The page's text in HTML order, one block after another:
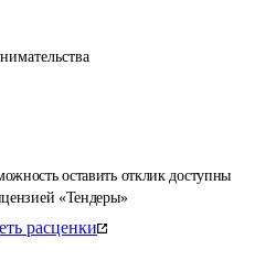
оставить отклик доступны
«Тендеры»
расценки